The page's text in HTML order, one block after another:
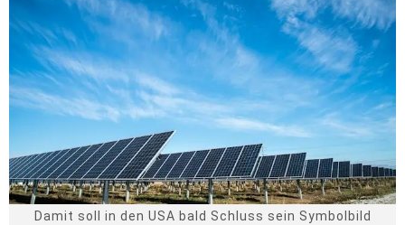
Damit soll in den USA bald Schluss sein Symbolbild